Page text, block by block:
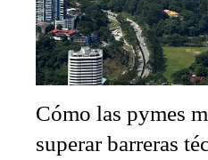
Cómo las pymes
superar barreras